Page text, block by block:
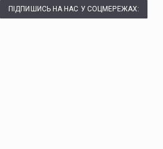
ПІДПИШИСЬ НА НАС У СОЦМЕРЕЖАХ: